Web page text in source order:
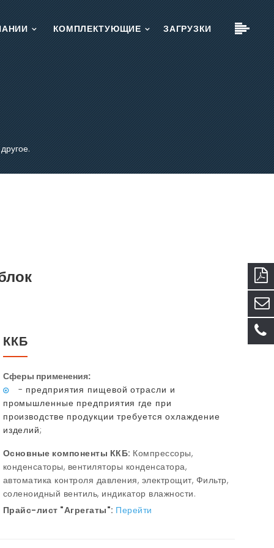
КОМПЛЕКТУЮЩИЕ ЗАГРУЗКИ
ККБ
Сферы применения:
- предприятия пищевой отрасли и
промышленные предприятия где при
производстве продукции требуется охлаждение
изделий;
Основные компоненты ККБ: Компрессоры,
конденсаторы, вентиляторы конденсатора,
автоматика контроля давления, электрощит, Фильтр,
соленоидный вентиль, индикатор влажности.
Прайс-лист "Агрегаты": Перейти